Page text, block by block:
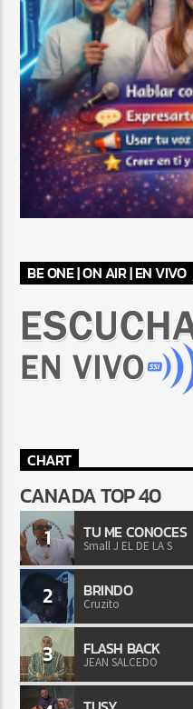
BE ONE | ON AIR | EN VIVO
CHART
CANADA TOP 40
1 TU ME CONOCES
Small J EL DE LA S
2 BRINDO
Cruzito
3 FLASH BACK
JEAN SALCEDO